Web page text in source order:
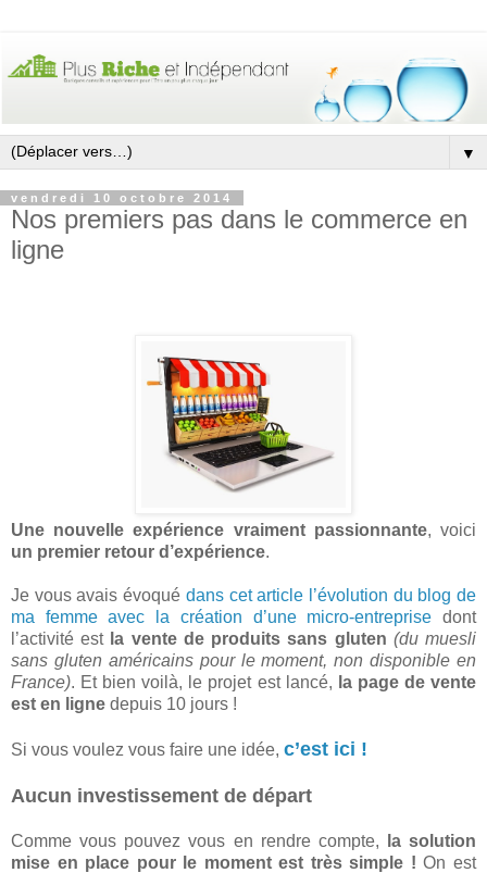
▼
vendredi 10 octobre 2014
Nos premiers pas dans le commerce en
ligne
Une nouvelle expérience vraiment passionnante, voici
un premier retour d’expérience.
Je vous avais évoqué dans cet article l’évolution du blog de
ma femme avec la création d’une micro-entreprise dont
l’activité est la vente de produits sans gluten (du muesli
sans gluten américains pour le moment, non disponible en
France). Et bien voilà, le projet est lancé, la page de vente
est en ligne depuis 10 jours !
Si vous voulez vous faire une idée, c’est ici !
Aucun investissement de départ
Comme vous pouvez vous en rendre compte,
la solution
mise en place pour le moment est très simple ! On est